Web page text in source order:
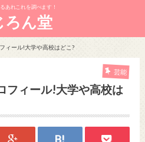
あれこれを調べます！
ろん堂
ィール!大学や高校はどこ?
芸能
フィール!大学や高校は